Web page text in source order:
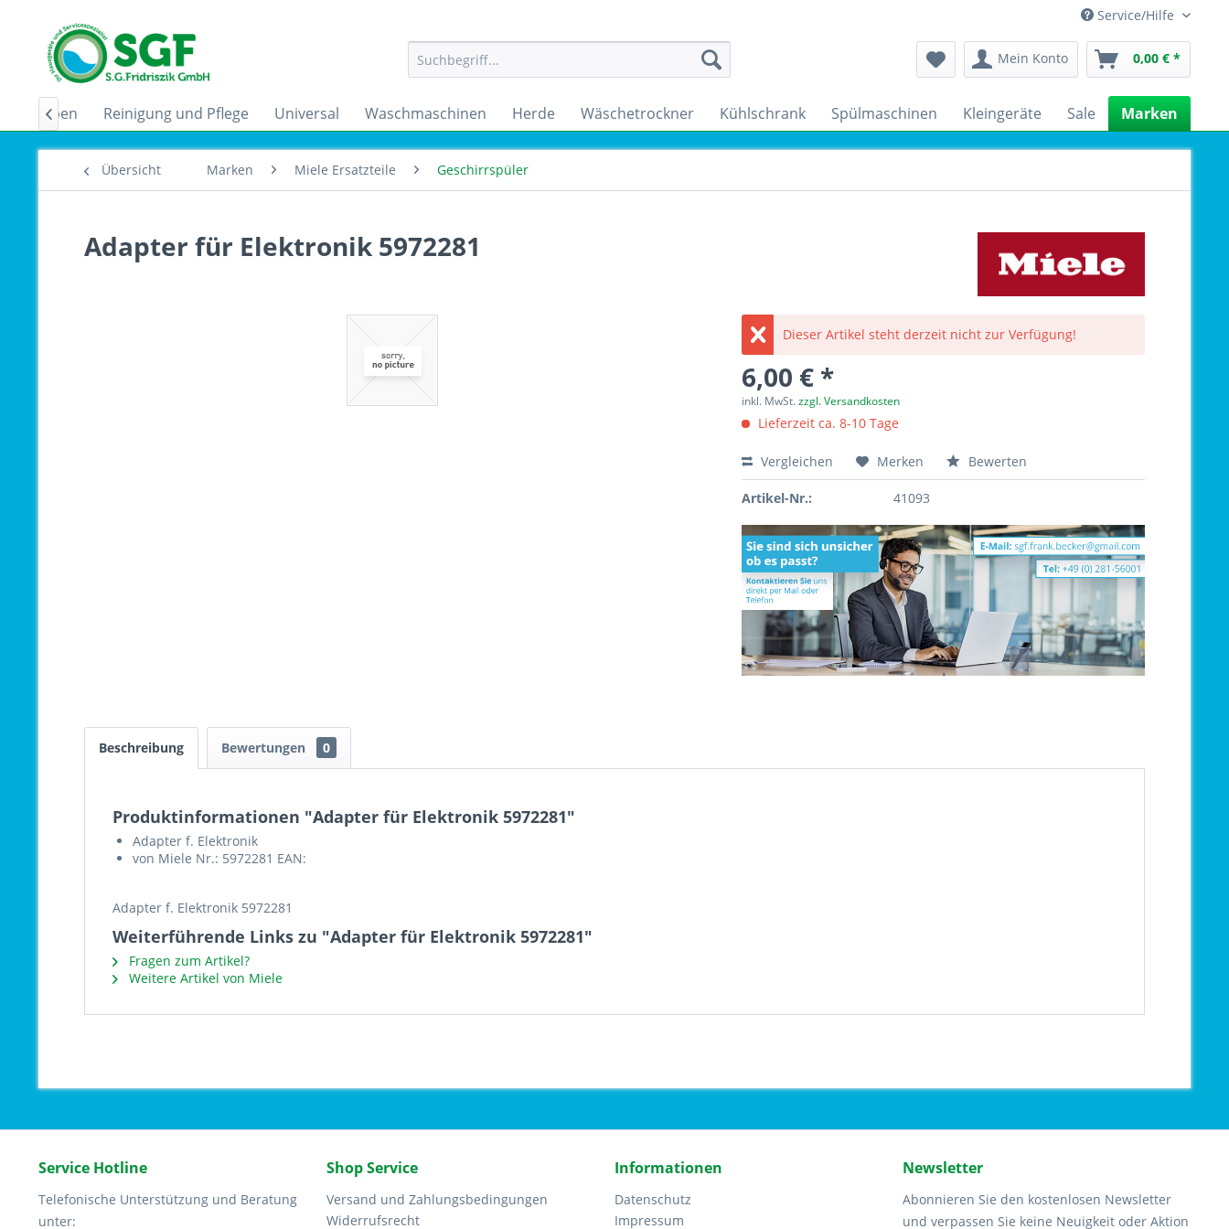
Service/Hilfe
Mein Konto 0,00 € *
Reinigung und Pflege Universal Waschmaschinen Herde Wäschetrockner Kühlschrank Spülmaschinen Kleingeräte Sale Marken

Übersicht Marken Miele Ersatzteile Geschirrspüler
Adapter für Elektronik 5972281
Dieser Artikel steht derzeit nicht zur Verfügung!
6,00 € *
inkl. MwSt.zzgl. Versandkosten
Lieferzeit ca. 8-10 Tage
Vergleichen Merken Bewerten
Artikel-Nr.: 41093
Beschreibung Bewertungen 0
Produktinformationen "Adapter für Elektronik 5972281"
Adapter f. Elektronik
von Miele Nr.: 5972281 EAN:
Adapter f. Elektronik 5972281
Weiterführende Links zu "Adapter für Elektronik 5972281"
Fragen zum Artikel?
Weitere Artikel von Miele
Service Hotline
Telefonische Unterstützung und Beratung
unter:
Shop Service
Versand und Zahlungsbedingungen
Widerrufsrecht
Informationen
Datenschutz
Impressum
Newsletter
Abonnieren Sie den kostenlosen Newsletter
und verpassen Sie keine Neuigkeit oder Aktion